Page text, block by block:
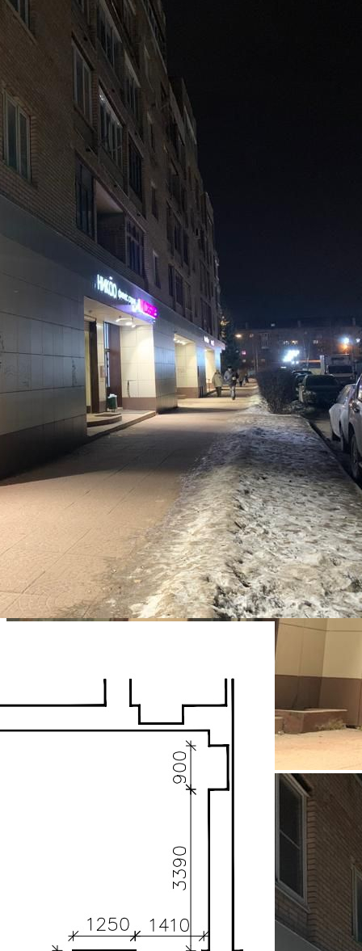
Не указано
Назначение
Не указано
Размер площади (м2)
Цена за помещение
120 000 руб.
Цена за 1 кв. м
1 997 руб.
О помещении